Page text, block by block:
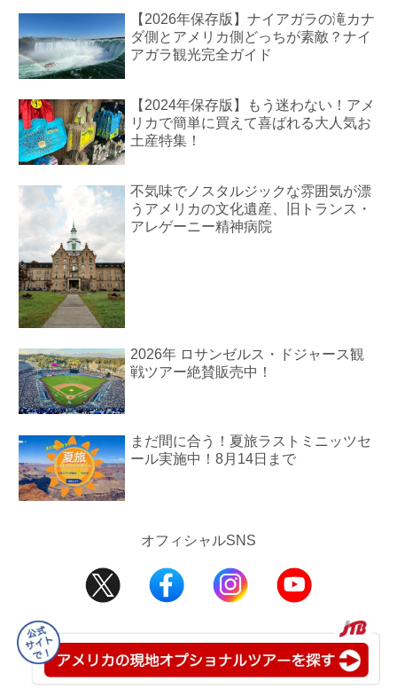
【2026年保存版】ナイアガラの滝カナ
ダ側とアメリカ側どっちが素敵？ナイ
アガラ観光完全ガイド
【2024年保存版】もう迷わない！アメ
リカで簡単に買えて喜ばれる大人気お
土産特集！
不気味でノスタルジックな雰囲気が漂
うアメリカの文化遺産、旧トランス・
アレゲーニー精神病院
2026年 ロサンゼルス・ドジャース観
戦ツアー絶賛販売中！
まだ間に合う！夏旅ラストミニッツセ
ール実施中！8月14日まで
オフィシャルSNS